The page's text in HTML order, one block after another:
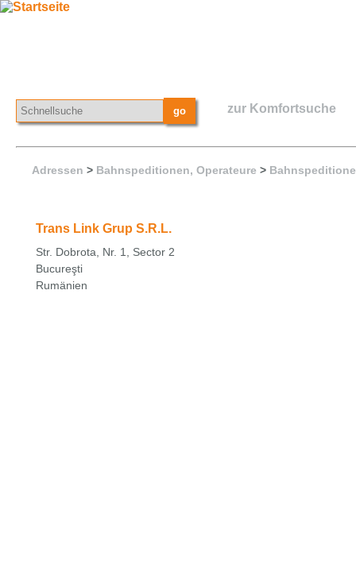
zur Komfortsuche
Adressen > Bahnspeditionen, Operateure >
Trans Link Grup S.R.L.
Str. Dobrota, Nr. 1, Sector 2
Bucureşti
Rumänien